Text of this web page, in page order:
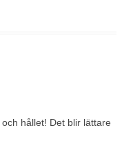
hållet! Det blir lättare